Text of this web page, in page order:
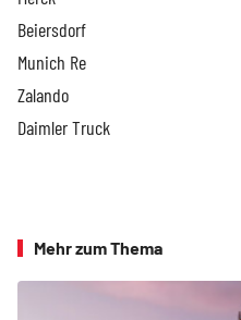
Beiersdorf
Munich Re
Zalando
Daimler Truck
Mehr zum Thema